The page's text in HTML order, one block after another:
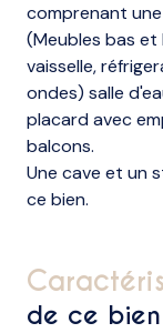
comprenant
(Meubles bas
vaisselle,
ondes) salle
placard avec
balcons.
Une cave et un
ce bien.
de ce bien